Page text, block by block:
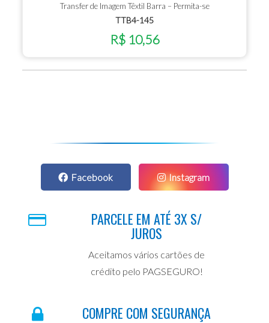
Transfer de Imagem Têxtil Barra – Permita-se
TTB4-145
R$ 10,56
Facebook Instagram
PARCELE EM ATÉ 3X S/
JUROS
Aceitamos vários cartões de
crédito pelo PAGSEGURO!
COMPRE COM SEGURANÇA